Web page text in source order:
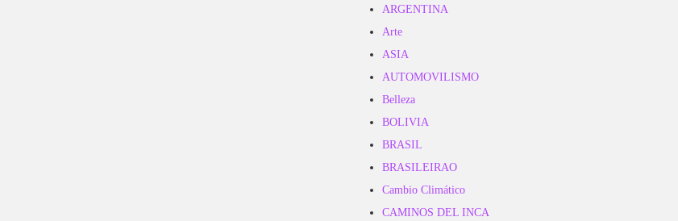
ARGENTINA
Arte
ASIA
AUTOMOVILISMO
Belleza
BOLIVIA
BRASIL
BRASILEIRAO
Cambio Climático
CAMINOS DEL INCA